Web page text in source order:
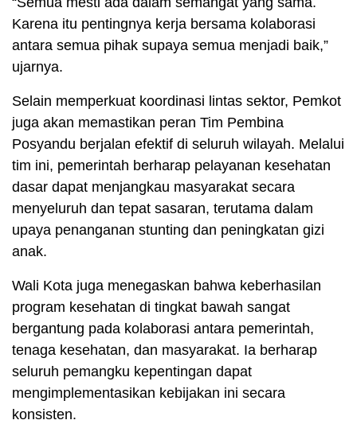
Karena itu pentingnya kerja bersama kolaborasi
antara semua pihak supaya semua menjadi baik,”
ujarnya.
Selain memperkuat koordinasi lintas sektor, Pemkot
juga akan memastikan peran Tim Pembina
Posyandu berjalan efektif di seluruh wilayah. Melalui
tim ini, pemerintah berharap pelayanan kesehatan
dasar dapat menjangkau masyarakat secara
menyeluruh dan tepat sasaran, terutama dalam
upaya penanganan stunting dan peningkatan gizi
anak.
Wali Kota juga menegaskan bahwa keberhasilan
program kesehatan di tingkat bawah sangat
bergantung pada kolaborasi antara pemerintah,
tenaga kesehatan, dan masyarakat. Ia berharap
seluruh pemangku kepentingan dapat
mengimplementasikan kebijakan ini secara
konsisten.